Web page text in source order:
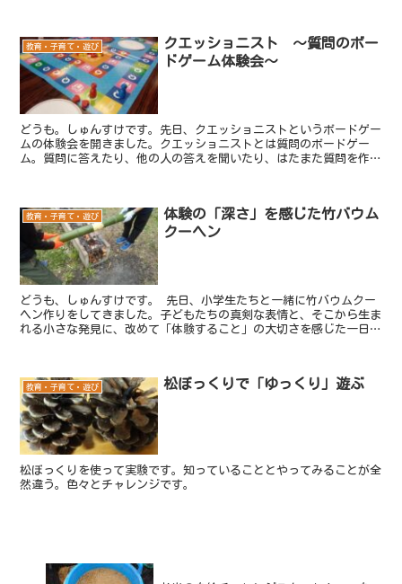
教育・子育て・遊び
クエッショニスト ～質問のボー
ドゲーム体験会～
どうも。しゅんすけです。先日、クエッショニストというボードゲー
ムの体験会を開きました。クエッショニストとは質問のボードゲー
ム。質問に答えたり、他の人の答えを聞いたり、はたまた質問を作っ
教育・子育て・遊び
体験の「深さ」を感じた竹バウム
クーヘン
どうも、しゅんすけです。 先日、小学生たちと一緒に竹バウムクー
ヘン作りをしてきました。子どもたちの真剣な表情と、そこから生ま
れる小さな発見に、改めて「体験すること」の大切さを感じた一日で
教育・子育て・遊び 松ぼっくりで「ゆっくり」遊ぶ
松ぼっくりを使って実験です。知っていることとやってみることが全
然違う。色々とチャレンジです。